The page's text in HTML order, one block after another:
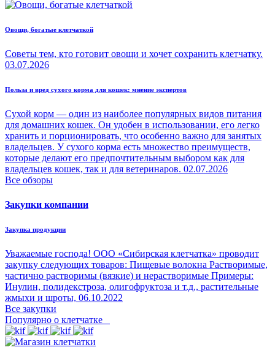
Овощи, богатые клетчаткой
Советы тем, кто готовит овощи и хочет сохранить клетчатку.
03.07.2026
Польза и вред сухого корма для кошек: мнение экспертов
Сухой корм — один из наиболее популярных видов питания
для домашних кошек. Он удобен в использовании, его легко
хранить и порционировать, что особенно важно для занятых
владельцев. У сухого корма есть множество преимуществ,
которые делают его предпочтительным выбором как для
владельцев кошек, так и для ветеринаров. 02.07.2026
Все обзоры
Закупки компании
Закупка продукции
Уважаемые господа! ООО «Сибирская клетчатка» проводит
закупку следующих товаров: Пищевые волокна Растворимые,
частично растворимы (вязкие) и нерастворимые Примеры:
Инулин, полидекстроза, олигофруктоза и т.д., растительные
жмыхи и шроты, 06.10.2022
Все закупки
Популярно о клетчатке